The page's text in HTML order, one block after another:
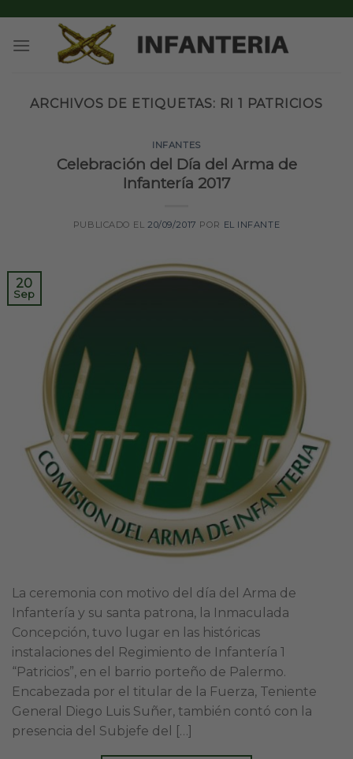
content
ARCHIVOS DE ETIQUETAS: RI 1 PATRICIOS
INFANTES
Celebración del Día del Arma de
Infantería 2017
PUBLICADO EL 20/09/2017 POR EL INFANTE
20
Sep
La ceremonia con motivo del día del Arma de
Infantería y su santa patrona, la Inmaculada
Concepción, tuvo lugar en las históricas
instalaciones del Regimiento de Infantería 1
“Patricios”, en el barrio porteño de Palermo.
Encabezada por el titular de la Fuerza, Teniente
General Diego Luis Suñer, también contó con la
presencia del Subjefe del […]